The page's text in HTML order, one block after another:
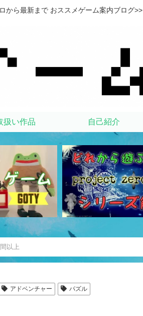
から最新まで おススメゲーム案内ブログ>>
扱い作品 自己紹介
以上
アドベンチャー
パズル